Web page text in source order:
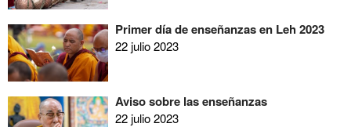
Primer día de enseñanzas en Leh 2023
22 julio 2023
Aviso sobre las enseñanzas
22 julio 2023